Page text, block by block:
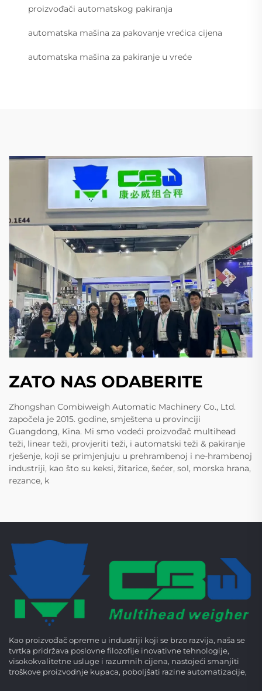
proizvođači automatskog pakiranja
automatska mašina za pakovanje vrećica cijena
automatska mašina za pakiranje u vreće
ZATO NAS ODABERITE
Zhongshan Combiweigh Automatic Machinery Co., Ltd.
započela je 2015. godine, smještena u provinciji
Guangdong, Kina. Mi smo vodeći proizvođač multihead
teži, linear teži, provjeriti teži, i automatski teži & pakiranje
rješenje, koji se primjenjuju u prehrambenoj i ne-hrambenoj
industriji, kao što su keksi, žitarice, šećer, sol, morska hrana,
rezance, k
Kao proizvođač opreme u industriji koji se brzo razvija, naša se
tvrtka pridržava poslovne filozofije inovativne tehnologije,
visokokvalitetne usluge i razumnih cijena, nastojeći smanjiti
troškove proizvodnje kupaca, poboljšati razine automatizacije,